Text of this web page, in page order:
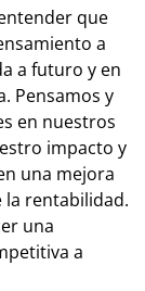
que
a
a futuro y en
Pensamos y
en nuestros
impacto y
una mejora
la rentabilidad.
una
a